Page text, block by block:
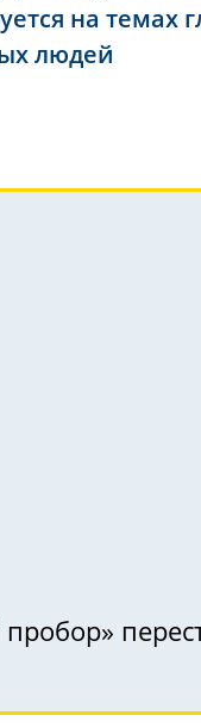
на темах
людей